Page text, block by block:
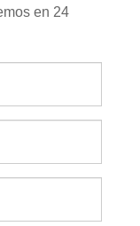
en 24